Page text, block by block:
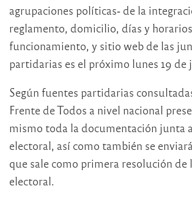
agrupaciones políticas‐ de la
reglamento, domicilio, días y
funcionamiento, y sitio web de las
partidarias es el próximo lunes 19 de
Según fuentes partidarias
Frente de Todos a nivel nacional
mismo toda la documentación junta
electoral, así como también se
que sale como primera resolución de
electoral.